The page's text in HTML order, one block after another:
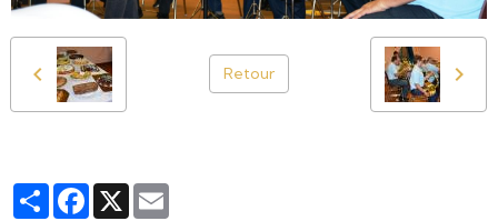
Retour
PartagerFacebook
X